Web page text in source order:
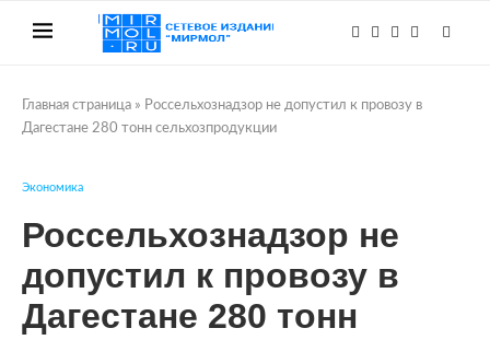
Главная страница » Россельхознадзор не допустил к провозу в
Дагестане 280 тонн сельхозпродукции
Экономика
Россельхознадзор не
допустил к провозу в
Дагестане 280 тонн